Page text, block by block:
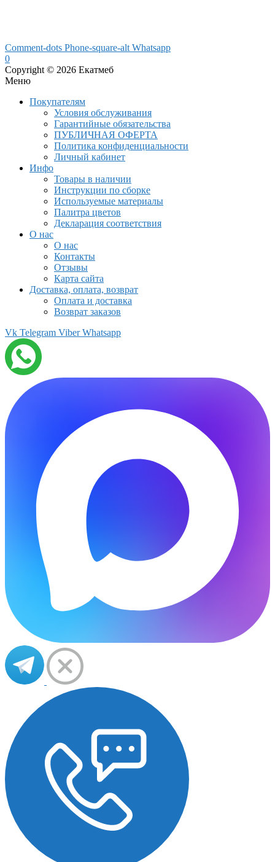
Comment-dots Phone-square-alt Whatsapp
0
Copyright © 2026 Екатмеб
Меню
Покупателям
Условия обслуживания
Гарантийные обязательства
ПУБЛИЧНАЯ ОФЕРТА
Политика конфиденциальности
Личный кабинет
Инфо
Товары в наличии
Инструкции по сборке
Используемые материалы
Палитра цветов
Декларация соответствия
О нас
О нас
Контакты
Отзывы
Карта сайта
Доставка, оплата, возврат
Оплата и доставка
Возврат заказов
Vk Telegram Viber Whatsapp